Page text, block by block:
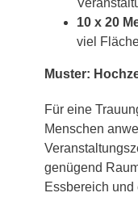
10 x 20
viel
Muster:
Für eine
Menschen
genügend
Essbereich